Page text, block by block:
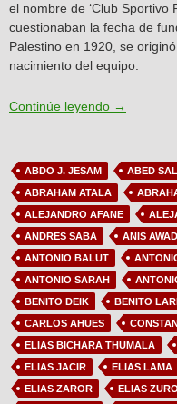
el nombre de ‘Club Sportivo
cuestionaban la fecha de
Palestino en 1920, se
nacimiento del equipo.
Continúe leyendo Artículo
→
ABDO J. JESAM ABED
ABRAHAM ATALA
ALEJANDRO AFANE
ANDRES SABA
ANIS AWAD
ANTONIO BALUT
ANTONIO SARAH
BENITO DEIK
BENITO
CARLOS AHUES
ELIAS BICHARA THUMALA
ELIAS JACIR
ELIAS LAMA
ELIAS ZAROR
ELIAS